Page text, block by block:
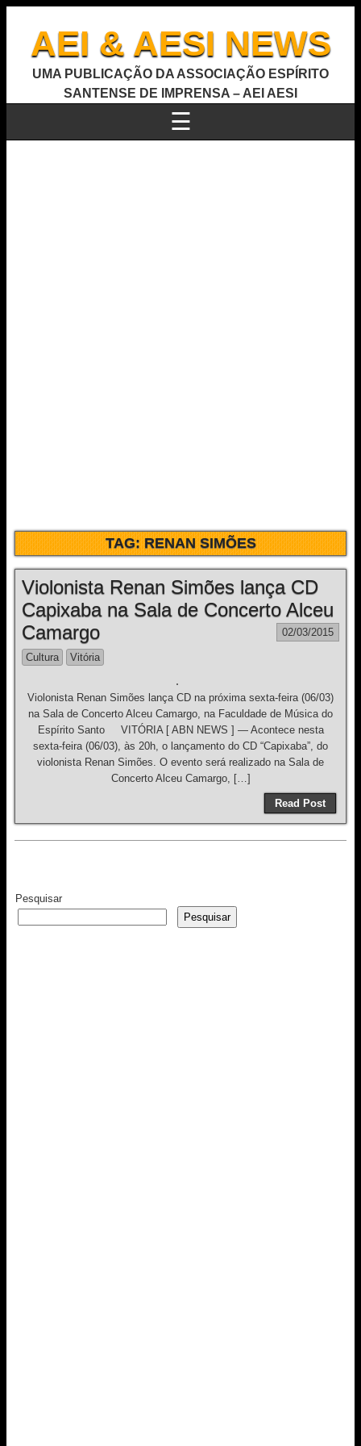
AEI & AESI NEWS
UMA PUBLICAÇÃO DA ASSOCIAÇÃO ESPÍRITO
SANTENSE DE IMPRENSA – AEI AESI
☰
TAG:RENAN SIMÕES
Violonista Renan Simões lança CD
Capixaba na Sala de Concerto Alceu
Camargo
02/03/2015
Cultura Vitória
Violonista Renan Simões lança CD na próxima sexta-feira (06/03)
na Sala de Concerto Alceu Camargo, na Faculdade de Música do
Espírito Santo VITÓRIA [ ABN NEWS ] — Acontece nesta
sexta-feira (06/03), às 20h, o lançamento do CD “Capixaba”, do
violonista Renan Simões. O evento será realizado na Sala de
Concerto Alceu Camargo, […]
Read Post
Pesquisar
Pesquisar